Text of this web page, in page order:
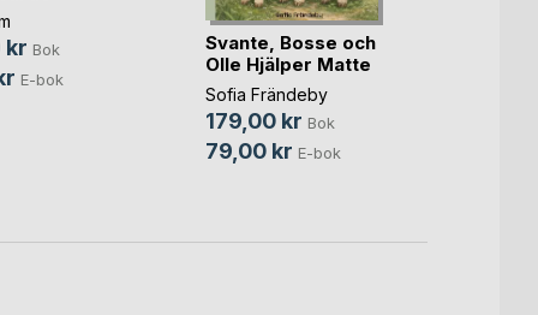
kr Bok
E-bok
Svante, Bosse och
Olle Hjälper Matte
Sofia Frändeby
179,00 kr Bok
79,00 kr E-bok